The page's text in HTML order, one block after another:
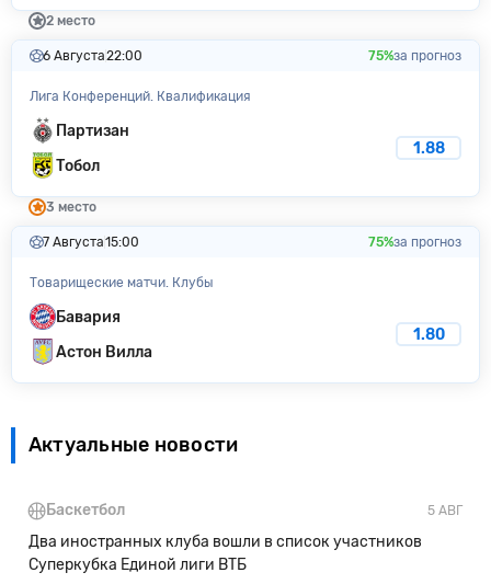
2 место
6 Августа22:00 75%за прогноз
Лига Конференций. Квалификация
Партизан
Тобол
1.88
3 место
7 Августа15:00 75%за прогноз
Товарищеские матчи. Клубы
Бавария
Астон Вилла
1.80
Актуальные новости
5 АВГ
Баскетбол
Два иностранных клуба вошли в список участников
Суперкубка Единой лиги ВТБ